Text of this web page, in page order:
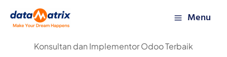
Menu
Konsultan dan Implementor Odoo Terbaik